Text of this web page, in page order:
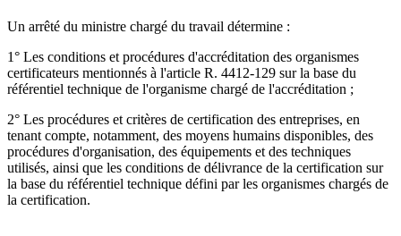
Un arrêté du ministre chargé du travail détermine :
1° Les conditions et procédures d'accréditation des organismes
certificateurs mentionnés à l'article R. 4412-129 sur la base du
référentiel technique de l'organisme chargé de l'accréditation ;
2° Les procédures et critères de certification des entreprises, en
tenant compte, notamment, des moyens humains disponibles, des
procédures d'organisation, des équipements et des techniques
utilisés, ainsi que les conditions de délivrance de la certification sur
la base du référentiel technique défini par les organismes chargés de
la certification.